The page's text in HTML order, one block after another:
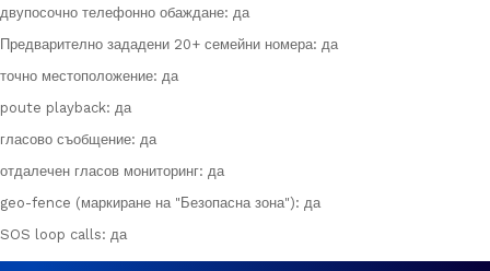
двупосочно телефонно обаждане: да
Предварително зададени 20+ семейни номера: да
точно местоположение: да
poute playback: да
гласово съобщение: да
отдалечен гласов мониторинг: да
geo-fence (маркиране на "Безопасна зона"): да
SOS loop calls: да